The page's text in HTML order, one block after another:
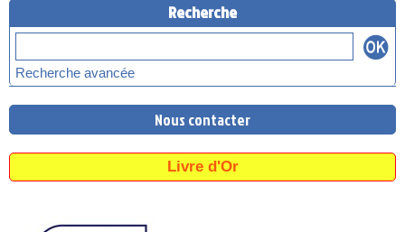
Recherche
Recherche avancée
Nous contacter
Livre d'Or